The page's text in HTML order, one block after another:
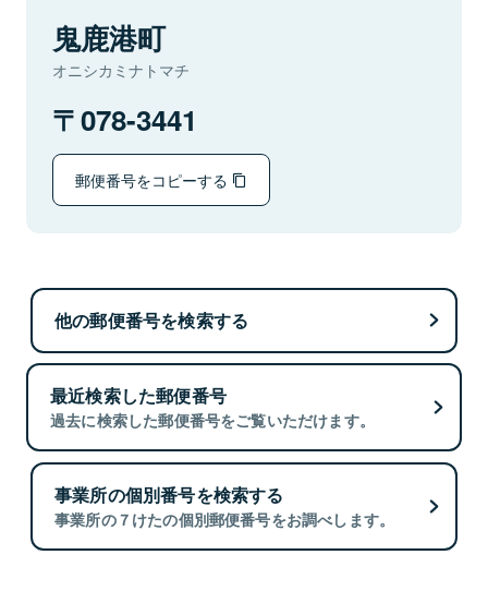
鬼鹿港町
オニシカミナトマチ
078-3441
郵便番号をコピーする
他の郵便番号を検索する
最近検索した郵便番号
過去に検索した郵便番号をご覧いただけます。
事業所の個別番号を検索する
事業所の７けたの個別郵便番号をお調べします。